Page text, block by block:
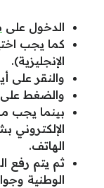
الدخول على
كما يجب
الإنجليزية).
والنقر على
والضغط على
بينما يجب
الهاتف.
ثم يتم رفع
الوطنية